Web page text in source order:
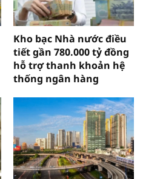
Kho bạc Nhà nước điều
tiết gần 780.000 tỷ đồng
hỗ trợ thanh khoản hệ
thống ngân hàng